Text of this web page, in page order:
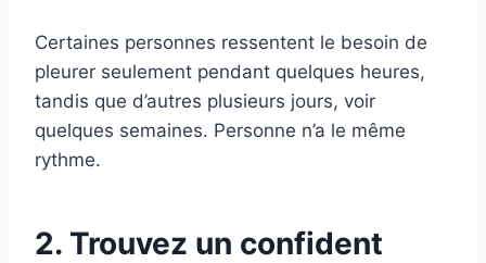
Certaines personnes ressentent le besoin de
pleurer seulement pendant quelques heures,
tandis que d’autres plusieurs jours, voir
quelques semaines. Personne n’a le même
rythme.
2. Trouvez un confident